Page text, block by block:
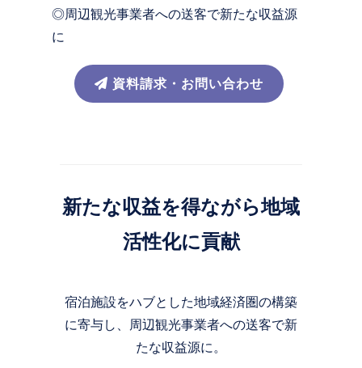
◎周辺観光事業者への送客で新たな収益源
に
資料請求・お問い合わせ
新たな収益を得ながら地域
活性化に貢献
宿泊施設をハブとした地域経済圏の構築
に寄与し、周辺観光事業者への送客で新
たな収益源に。